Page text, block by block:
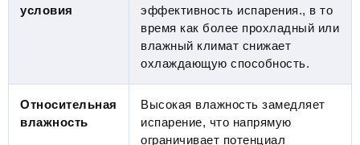
условия
эффективность испарения., в то
время как более прохладный или
влажный климат снижает
охлаждающую способность.
Относительная
влажность
Высокая влажность замедляет
испарение, что напрямую
ограничивает потенциал